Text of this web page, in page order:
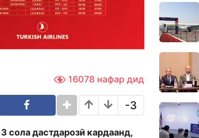
16078 нафар дид
-3
соладастдарозӣ кардаанд,